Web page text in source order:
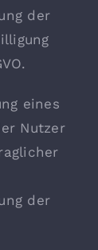
der
eines
Nutzer
der